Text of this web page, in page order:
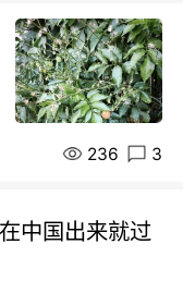
236 3
中国出来就过